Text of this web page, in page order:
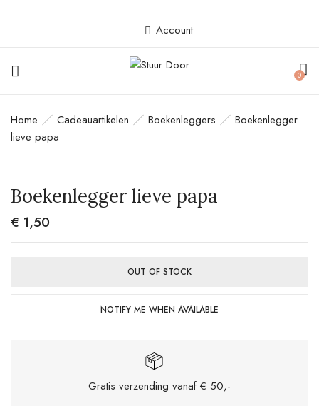
Account
0
Home Cadeauartikelen Boekenleggers
Boekenlegger
lieve papa
Boekenlegger lieve papa
€ 1,50
OUT OF STOCK
NOTIFY ME WHEN AVAILABLE
Gratis verzending vanaf € 50,-
BE THE FIRST TO REVIEW